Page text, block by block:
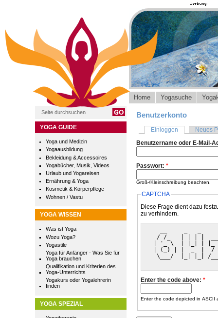
YOGA GUIDE
Yoga und Medizin
Yogaausbildung
Bekleidung & Accessoires
Yogabücher, Musik, Videos
Urlaub und Yogareisen
Ernährung & Yoga
Kosmetik & Körperpflege
Wohnen / Vastu
YOGA WISSEN
Was ist Yoga
Wozu Yoga?
Yogastile
Yoga für Anfänger - Was Sie für
Yoga brauchen
Qualifikation und Kriterien des
Yoga-Unterrichts
Yogakurs oder Yogalehrerin
finden
YOGA SPEZIAL
Home Yogasuche
Benutzerkonto
Einloggen
Neues
Benutzername oder E-Mail-
Passwort: *
Groß-/Kleinschreibung beachten.
CAPTCHA
Diese Frage dient dazu
zu verhindern.
/ /_   | | | |
| '_ \  | |_| | |_
| (_) | |  _  |  /
\___/  |_| |_| /
Enter the code above: *
Enter the code depicted in ASCII